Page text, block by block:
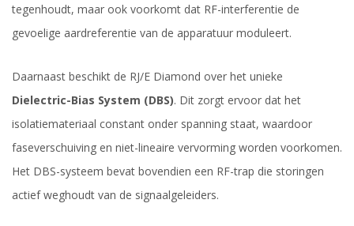
tegenhoudt, maar ook voorkomt dat RF-interferentie de
gevoelige aardreferentie van de apparatuur moduleert.
Daarnaast beschikt de RJ/E Diamond over het unieke
Dielectric-Bias System (DBS). Dit zorgt ervoor dat het
isolatiemateriaal constant onder spanning staat, waardoor
faseverschuiving en niet-lineaire vervorming worden voorkomen.
Het DBS-systeem bevat bovendien een RF-trap die storingen
actief weghoudt van de signaalgeleiders.